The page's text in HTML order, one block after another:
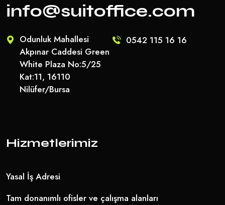
info@suitoffice.com
Odunluk Mahallesi
Akpınar Caddesi Green
White Plaza No:5/25
Kat:11, 16110
Nilüfer/Bursa
0542 115 16 16
Hizmetlerimiz
Yasal İş Adresi
Tam donanımlı ofisler ve çalışma alanları